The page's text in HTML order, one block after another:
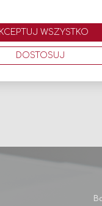
66mm/17mm
WSZYSTKO
DOSTOSUJ